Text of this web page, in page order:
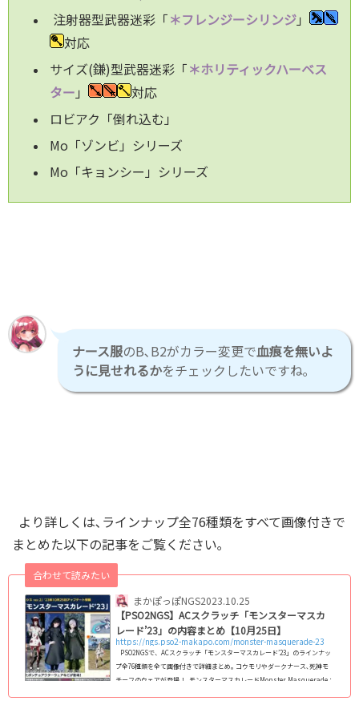
注射器型武器迷彩「＊フレンジーシリンジ」
対応
サイズ(鎌)型武器迷彩「＊ホリティックハーベス
ター 」
対応
ロビアク「倒れ込む」
Mo「ゾンビ」シリーズ
Mo「キョンシー」シリーズ
ナース服のB､B2がカラー変更で血痕を無いよ
うに見せれるかをチェックしたいですね｡
より詳しくは､ラインナップ全76種類をすべて画像付きで
まとめた以下の記事をご覧ください｡
まかぽっぽNGS
合わせて読みたい
2023.10.25
【PSO2NGS】ACスクラッチ「モンスターマスカ
レード’23」の内容まとめ【10月25日】
https://ngs.pso2-makapo.com/monster-masquerade-23
PSO2NGSで、ACスクラッチ「モンスターマスカレード’23」のラインナッ
プ全76種類を全て画像付きで詳細まとめ｡ コウモリやダークナース､死神モ
チーフのウェアが登場！ モンスターマスカレードMonster Masquerade：